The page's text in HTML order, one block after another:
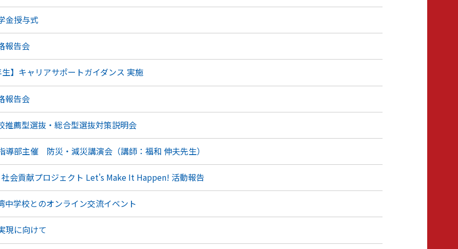
金授与式
報告会
生】キャリアサポートガイダンス 実施
報告会
推薦型選抜・総合型選抜対策説明会
導部主催 防災・減災講演会（講師：福和 伸夫先生）
社会貢献プロジェクト Let's Make It Happen! 活動報告
中学校とのオンライン交流イベント
現に向けて